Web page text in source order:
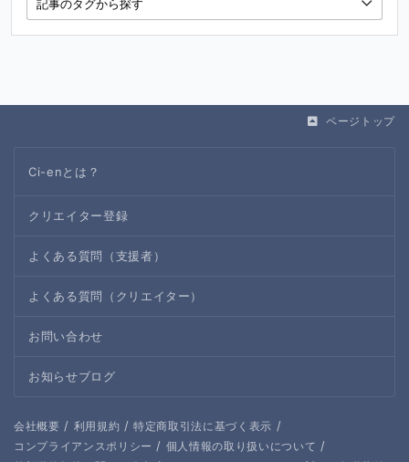
ページトップ
Ci-enとは？
クリエイター登録
よくある質問（支援者）
よくある質問（クリエイター）
お問い合わせ
お知らせブログ
会社概要 / 利用規約 / 特定商取引法に基づく表示 /
コンプライアンスポリシー / 個人情報の取り扱いについて /